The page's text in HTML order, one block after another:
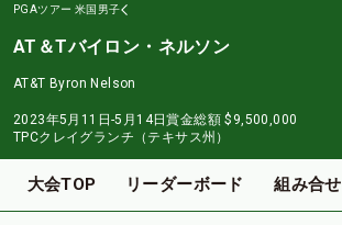
PGAツアー 米国男子
AT＆Tバイロン・ネルソン
AT&T Byron Nelson
2023年5月11日-5月14日賞金総額 $9,500,000
TPCクレイグランチ（テキサス州）
大会TOP リーダーボード 組み合せ